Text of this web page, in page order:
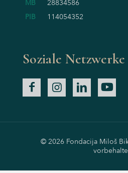
MB
28834586
PIB
114054352
Soziale Netzwerke
© 2026 Fondacija Miloš